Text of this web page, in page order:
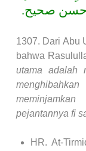
حسن صحيح.
1307. Dari Abu
utama adalah
pejantannya fi
HR. At-